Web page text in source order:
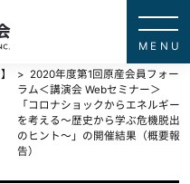
2020年度第1回原産会員フォー
ラム＜講演会 Webセミナー＞
「コロナショックからエネルギー
を考える～歴史から学ぶ危機脱出
のヒント～」の開催結果（概要報
告）